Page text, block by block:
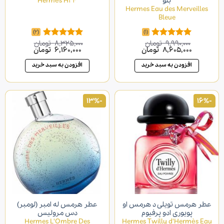
Hermes Eau des
5.00
(1)
تومان
9,990,000 تومان
تومانقیمت
فعلی
8,605,000 تومان
است.افزودن به سبد خرید
5.00
(2)
تومان
8,325,000 تومان
تومانقیمت
فعلی
6,160,000 تومان
است.افزودن به سبد خرید
تویلی د هرمس او
پویوری ادو پرفیوم
Hermes Twilly
عطر هرمس له امبر (لومبر)
دس مرولیس
Hermes L'Ombre Des